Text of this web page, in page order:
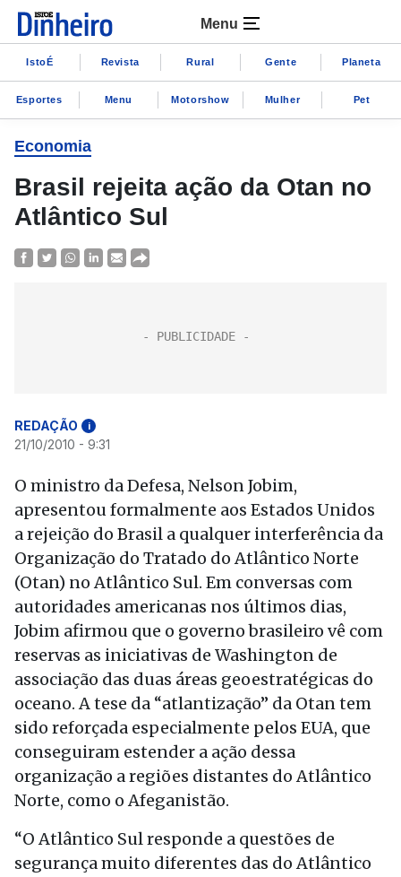
Menu
IstoÉ Revista Rural Gente Planeta
Esportes Menu Motorshow Mulher Pet
Economia
Brasil rejeita ação da Otan no
Atlântico Sul
REDAÇÃO i
21/10/2010 - 9:31
O ministro da Defesa, Nelson Jobim,
apresentou formalmente aos Estados Unidos
a rejeição do Brasil a qualquer interferência da
Organização do Tratado do Atlântico Norte
(Otan) no Atlântico Sul. Em conversas com
autoridades americanas nos últimos dias,
Jobim afirmou que o governo brasileiro vê com
reservas as iniciativas de Washington de
associação das duas áreas geoestratégicas do
oceano. A tese da “atlantização” da Otan tem
sido reforçada especialmente pelos EUA, que
conseguiram estender a ação dessa
organização a regiões distantes do Atlântico
Norte, como o Afeganistão.
“O Atlântico Sul responde a questões de
segurança muito diferentes das do Atlântico